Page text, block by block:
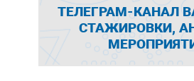
ТЕЛЕГРАМ-КАНАЛ
СТАЖИРОВКИ,